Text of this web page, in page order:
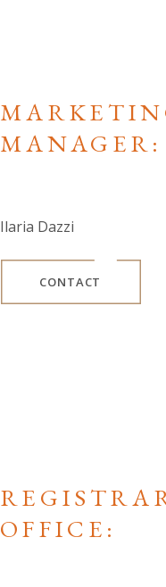
MANAGER:
Ilaria Dazzi
CONTACT
OFFICE: